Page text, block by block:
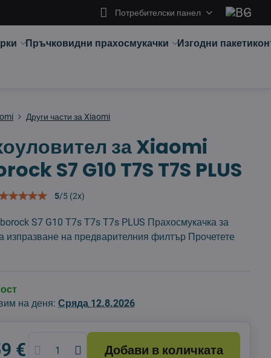
Потребителски панел
Пръчковидни прахосмукачки Изгодни пакети
Други части за Xiaomi
за Xiaomi
S7 G10 T7S T7S PLUS
5/5 (2x)
S7 G10 T7s T7s T7s PLUS Прахосмукачка за
изпразване на предварителния филтър Прочетете
на деня:Сряда 12.8.2026
€ Добави в количката